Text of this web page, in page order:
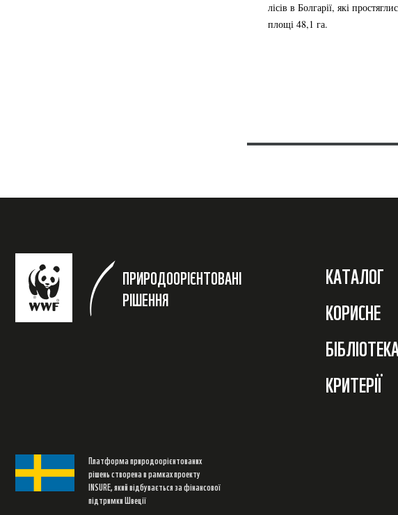
лісів в Болгарії, які
площі 48,1 га.
ПРИРОДООРІЄНТОВАНІ
РІШЕННЯ
Платформа природоорієнтованих
рішень створена в рамках проекту
INSURE, який відбувається за фінансової
підтримки Швеції
КАТАЛОГ
КОРИСНЕ
КРИТЕРІЇ